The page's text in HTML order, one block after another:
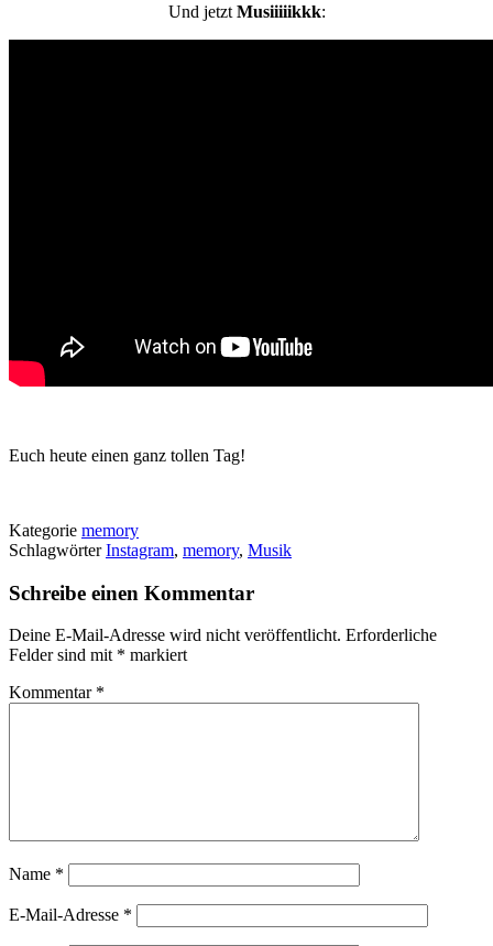
Und jetzt Musiiiiikkk:
Euch heute einen ganz tollen Tag!
Kategorie memory
SchlagwörterInstagram, memory, Musik
Schreibe einen Kommentar
Deine E-Mail-Adresse wird nicht veröffentlicht. Erforderliche
Felder sind mit * markiert
Kommentar *
Name *
E-Mail-Adresse *